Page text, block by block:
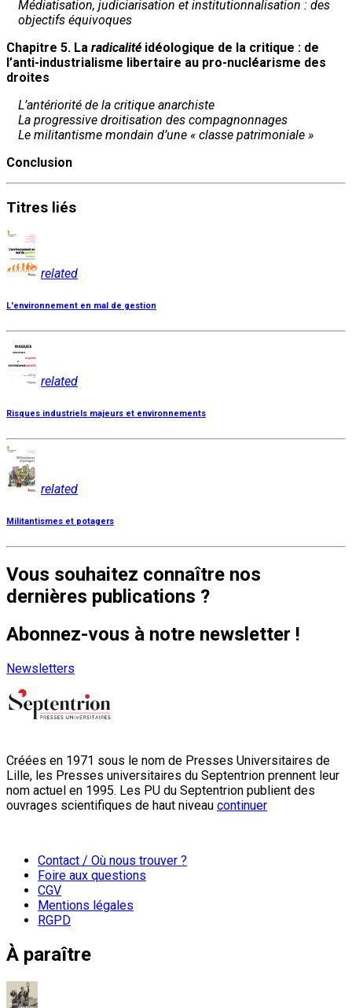
Médiatisation, judiciarisation et institutionnalisation : des
objectifs équivoques
Chapitre 5. La radicalité idéologique de la critique : de
l’anti-industrialisme libertaire au pro-nucléarisme des
droites
L’antériorité de la critique anarchiste
La progressive droitisation des compagnonnages
Le militantisme mondain d’une « classe patrimoniale »
Conclusion
Titres liés
related
L'environnement en mal de gestion
related
Risques industriels majeurs et environnements
related
Militantismes et potagers
Vous souhaitez connaître nos
dernières publications ?
Abonnez-vous à notre newsletter !
Newsletters
Créées en 1971 sous le nom de Presses Universitaires de
Lille, les Presses universitaires du Septentrion prennent leur
nom actuel en 1995. Les PU du Septentrion publient des
ouvrages scientifiques de haut niveau continuer
Contact / Où nous trouver ?
Foire aux questions
CGV
Mentions légales
RGPD
À paraître